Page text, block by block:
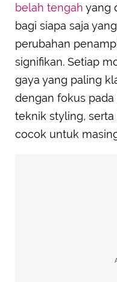
belah tengah yang
bagi siapa saja
perubahan
signifikan. Setiap
gaya yang paling
dengan fokus
teknik styling,
cocok untuk